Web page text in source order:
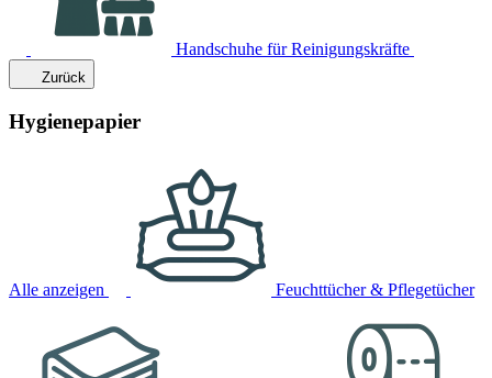
Handschuhe für Reinigungskräfte
Zurück
Hygienepapier
Alle anzeigen Feuchttücher & Pflegetücher